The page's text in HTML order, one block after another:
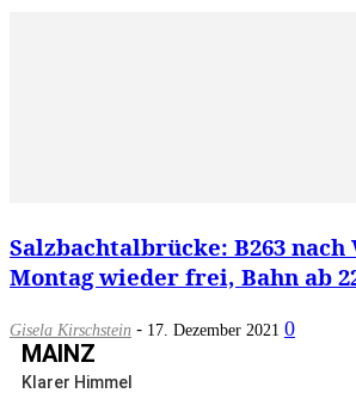
Salzbachtalbrücke: B263 nach
Montag wieder frei, Bahn ab
Gisela Kirschstein - 17. Dezember 2021 0
MAINZ
Klarer Himmel